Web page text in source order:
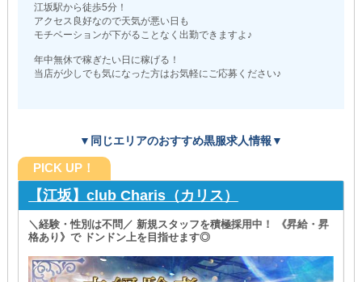
江坂駅から徒歩5分！
アクセス良好なので天気が悪い日も
モチベーションが下がることなく出勤できますよ♪
年中無休で稼ぎたい日に稼げる！
当店が少しでも気になった方はお気軽にご応募ください♪
▼同じエリアのおすすめ黒服求人情報▼
PICK UP！
【江坂】club Charis（カリス）
＼経験・性別は不問／ 新規スタッフを積極採用中！ 《昇給・昇
格あり》で ドンドン上を目指せます◎